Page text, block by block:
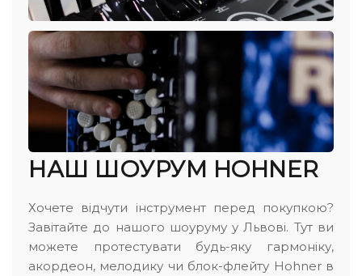
НАШ ШОУРУМ HOHNER
Хочете відчути інструмент перед покупкою?
Завітайте до нашого шоуруму у Львові. Тут ви
можете протестувати будь-яку гармоніку,
акордеон, мелодику чи блок-флейту Hohner в